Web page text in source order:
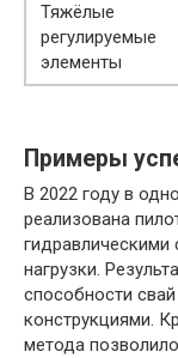
Тяжёлые
регулируемые
элементы
Примеры
В 2022 году в
реализована
нагрузки.
способности
конструкциями.
метода